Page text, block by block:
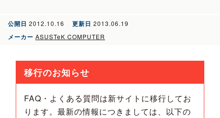
公開日 2012.10.16 更新日 2013.06.19
メーカー ASUSTeK COMPUTER
移行のお知らせ
FAQ・よくある質問は新サイトに移行してお
ります。最新の情報につきましては、以下の